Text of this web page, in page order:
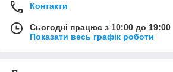
Контакти
Сьогодні працює з 10:00 до 19:00
Показати весь графік роботи